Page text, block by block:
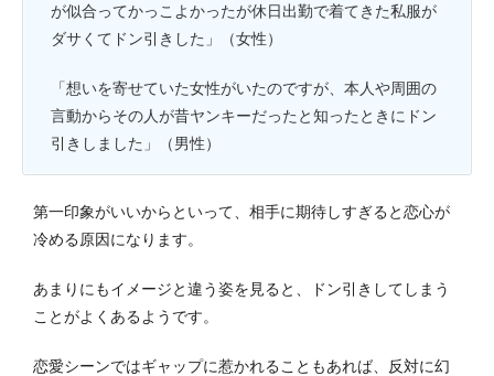
が似合ってかっこよかったが休日出勤で着てきた私服が
ダサくてドン引きした」（女性）
「想いを寄せていた女性がいたのですが、本人や周囲の
言動からその人が昔ヤンキーだったと知ったときにドン
引きしました」（男性）
第一印象がいいからといって、相手に期待しすぎると恋心が
冷める原因になります。
あまりにもイメージと違う姿を見ると、ドン引きしてしまう
ことがよくあるようです。
恋愛シーンではギャップに惹かれることもあれば、反対に幻